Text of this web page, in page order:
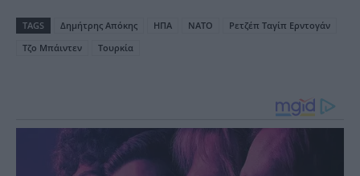
TAGS Δημήτρης Απόκης ΗΠΑ ΝΑΤΟ
Ρετζέπ Ταγίπ Ερντογάν
Τζο Μπάιντεν
Τουρκία